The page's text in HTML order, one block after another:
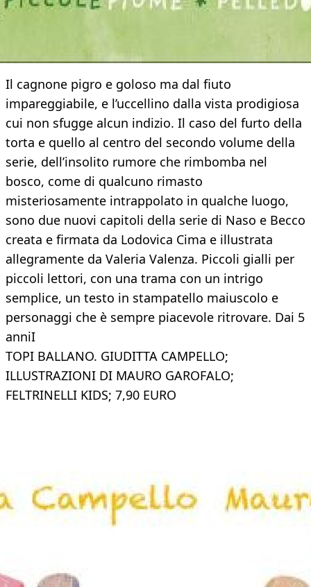
Il cagnone pigro e goloso ma dal fiuto
impareggiabile, e l’uccellino dalla vista prodigiosa
cui non sfugge alcun indizio. Il caso del furto della
torta e quello al centro del secondo volume della
serie, dell’insolito rumore che rimbomba nel
bosco, come di qualcuno rimasto
misteriosamente intrappolato in qualche luogo,
sono due nuovi capitoli della serie di Naso e Becco
creata e firmata da Lodovica Cima e illustrata
allegramente da Valeria Valenza. Piccoli gialli per
piccoli lettori, con una trama con un intrigo
semplice, un testo in stampatello maiuscolo e
personaggi che è sempre piacevole ritrovare. Dai 5
anniI
TOPI BALLANO. GIUDITTA CAMPELLO;
ILLUSTRAZIONI DI MAURO GAROFALO;
FELTRINELLI KIDS; 7,90 EURO